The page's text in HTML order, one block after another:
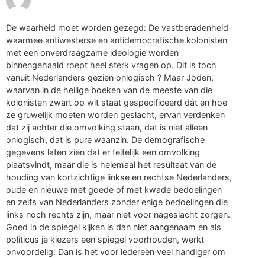
De waarheid moet worden gezegd: De vastberadenheid
waarmee antiwesterse en antidemocratische kolonisten
met een onverdraagzame ideologie worden
binnengehaald roept heel sterk vragen op. Dit is toch
vanuit Nederlanders gezien onlogisch ? Maar Joden,
waarvan in de heilige boeken van de meeste van die
kolonisten zwart op wit staat gespecificeerd dát en hoe
ze gruwelijk moeten worden geslacht, ervan verdenken
dat zij achter die omvolking staan, dat is niet alleen
onlogisch, dat is pure waanzin. De demografische
gegevens laten zien dat er feitelijk een omvolking
plaatsvindt, maar die is helemaal het resultaat van de
houding van kortzichtige linkse en rechtse Nederlanders,
oude en nieuwe met goede of met kwade bedoelingen
en zelfs van Nederlanders zonder enige bedoelingen die
links noch rechts zijn, maar niet voor nageslacht zorgen.
Goed in de spiegel kijken is dan niet aangenaam en als
politicus je kiezers een spiegel voorhouden, werkt
onvoordelig. Dan is het voor iedereen veel handiger om